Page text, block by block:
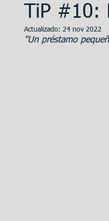
Entrenamiento El
TiP
Actualizado: 24 nov 2022
"Un préstamo